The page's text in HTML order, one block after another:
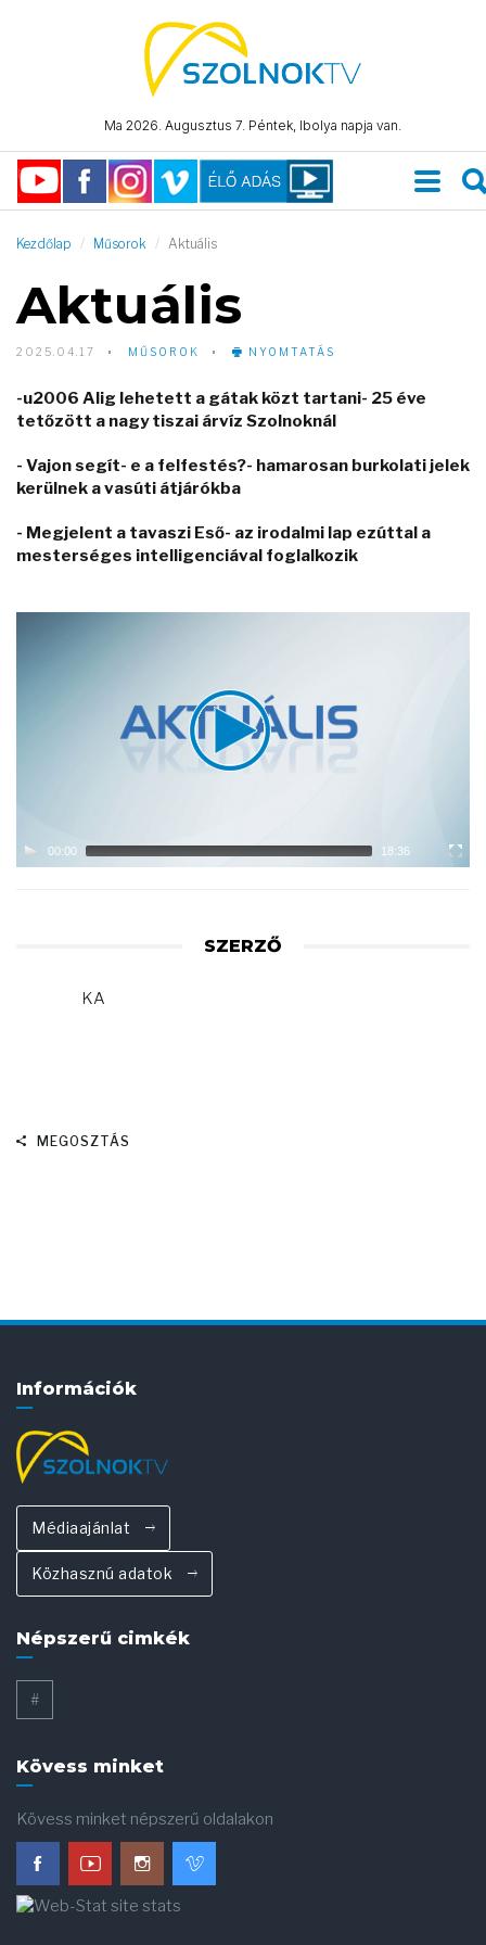
Ma 2026. Augusztus 7. Péntek, Ibolya napja van.
Kezdőlap Műsorok Aktuális
Aktuális
2025.04.17 MŰSOROK NYOMTATÁS
-u2006 Alig lehetett a gátak közt tartani- 25 éve
tetőzött a nagy tiszai árvíz Szolnoknál
- Vajon segít- e a felfestés?- hamarosan burkolati jelek
kerülnek a vasúti átjárókba
- Megjelent a tavaszi Eső- az irodalmi lap ezúttal a
mesterséges intelligenciával foglalkozik
00:00 18:36
SZERZŐ
KA
MEGOSZTÁS
Információk
Médiaajánlat
Közhasznú adatok
Népszerű cimkék
#
Kövess minket
Kövess minket népszerű oldalakon